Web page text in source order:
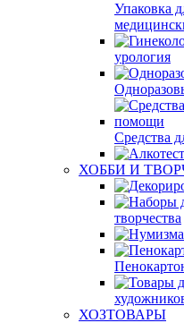
Упаковка
урология
Средства
ХОББИ И
творчества
ХОЗТОВАРЫ